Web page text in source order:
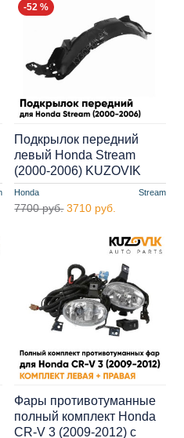
-52 %
Honda Stream
Подкрылок передний
левый Honda Stream
(2000-2006) KUZOVIK
7700 руб. 3710 руб.
Фары противотуманные
полный комплект Honda
CR-V 3 (2009-2012) с